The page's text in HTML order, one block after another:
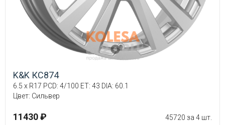
K&K КС874
6.5 x R17 PCD: 4/100 ET: 43 DIA: 60.1
Цвет: Сильвер
11430 ₽ 45720 за 4 шт.